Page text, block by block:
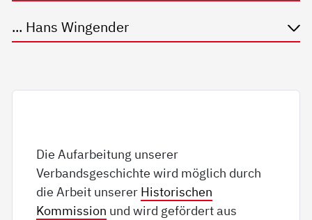
... Hans Wingender
Die Aufarbeitung unserer
Verbandsgeschichte wird möglich durch
die Arbeit unserer Historischen
Kommission und wird gefördert aus